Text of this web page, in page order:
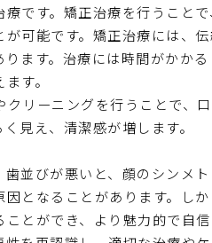
です。矯正治療を行うこと
可能です。矯正治療には、
ます。治療には時間がかか
す。
リーニングを行うことで、
見え、清潔感が増します。
並びが悪いと、顔のシンメ
となることがあります。し
とができ、より魅力的で自